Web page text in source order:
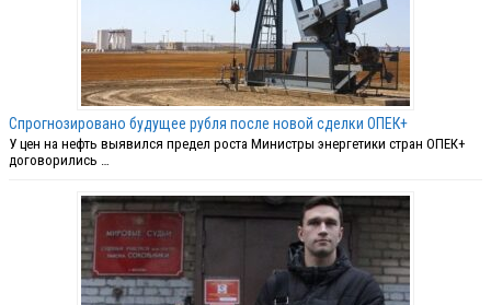
Спрогнозировано будущее рубля после новой сделки ОПЕК+
У цен на нефть выявился предел роста Министры энергетики стран ОПЕК+
договорились …